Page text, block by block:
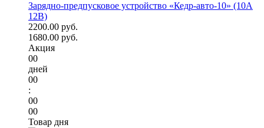
Зарядно-предпусковое устройство «Кедр-авто-10» (10A
12В)
2200.00 руб.
1680.00 руб.
Акция
00
дней
00
:
00
00
Товар дня